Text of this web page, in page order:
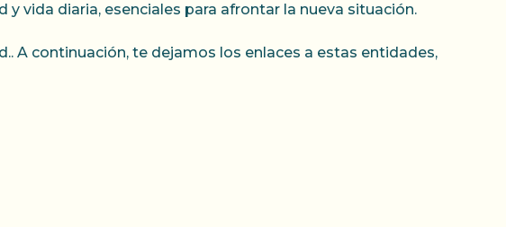
vida diaria, esenciales para afrontar la nueva situación.
A continuación, te dejamos los enlaces a estas entidades,